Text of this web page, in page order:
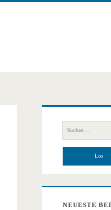
Primäre
nach:
NEUESTE